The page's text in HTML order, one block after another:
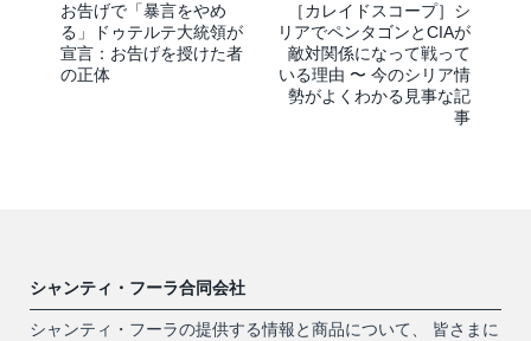
お告げで「暴言をやめ
る」ドゥテルテ大統領が
宣言：お告げを授けた者
の正体
［カレイドスコープ］シ
リアでペンタゴンとCIAが
敵対関係になって戦って
いる理由 〜 今のシリア情
勢がよくわかる見事な記
事
シャンティ・フーラ合同会社
シャンティ・フーラの提供する情報と商品について、 皆さまに